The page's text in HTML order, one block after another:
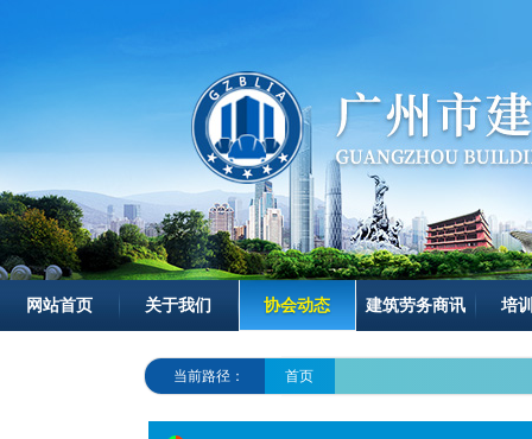
网站首页 关于我们 协会动态 建筑劳务商讯 培
当前路径： 首页